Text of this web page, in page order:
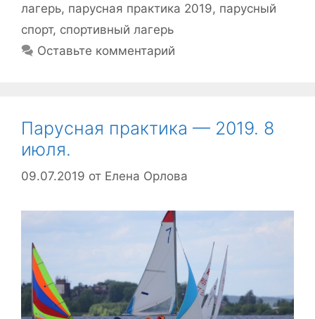
лагерь, парусная практика 2019, парусный
спорт, спортивный лагерь
Оставьте комментарий
Парусная практика — 2019. 8
июля.
09.07.2019 от Елена Орлова